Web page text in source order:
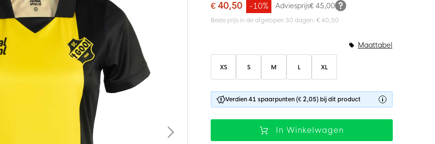
€ 40,50 Adviesprijs€ 45,00
-10%
Beste prijs in de afgelopen 30 dagen: € 40,50
XS S M L XL
Maattabel
Verdien 41 spaarpunten (€ 2,05) bij dit product
In Winkelwagen